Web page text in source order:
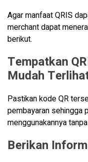
Agar manfaat QRIS
merchant dapat
berikut.
Tempatkan
Mudah
Pastikan kode QR
pembayaran sehingga
menggunakannya
Berikan